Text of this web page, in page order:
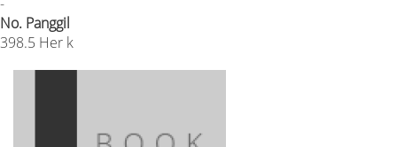
No. Panggil
398.5 Her k